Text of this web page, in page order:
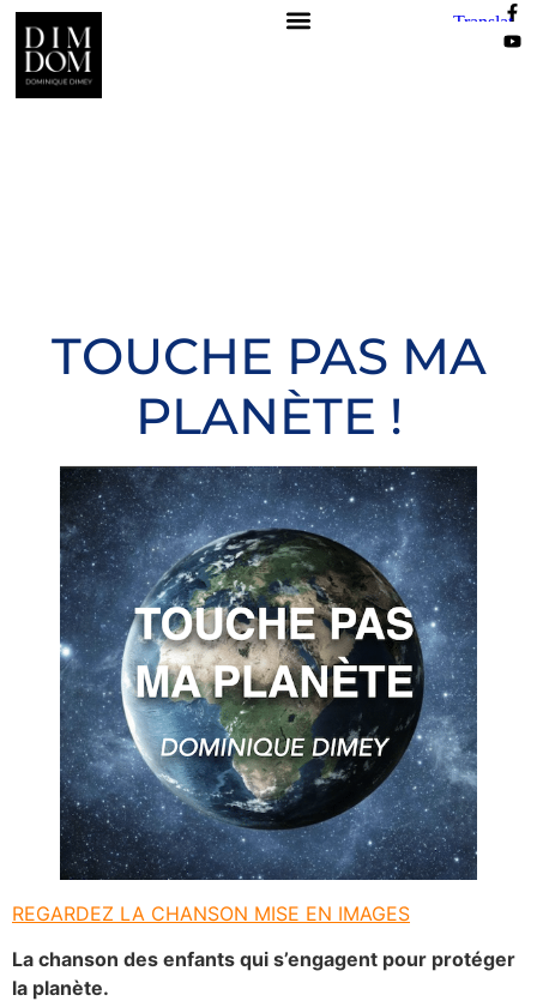
TOUCHE PAS MA
PLANÈTE !
REGARDEZ LA CHANSON MISE EN IMAGES
La chanson des enfants qui s’engagent pour protéger
la planète.